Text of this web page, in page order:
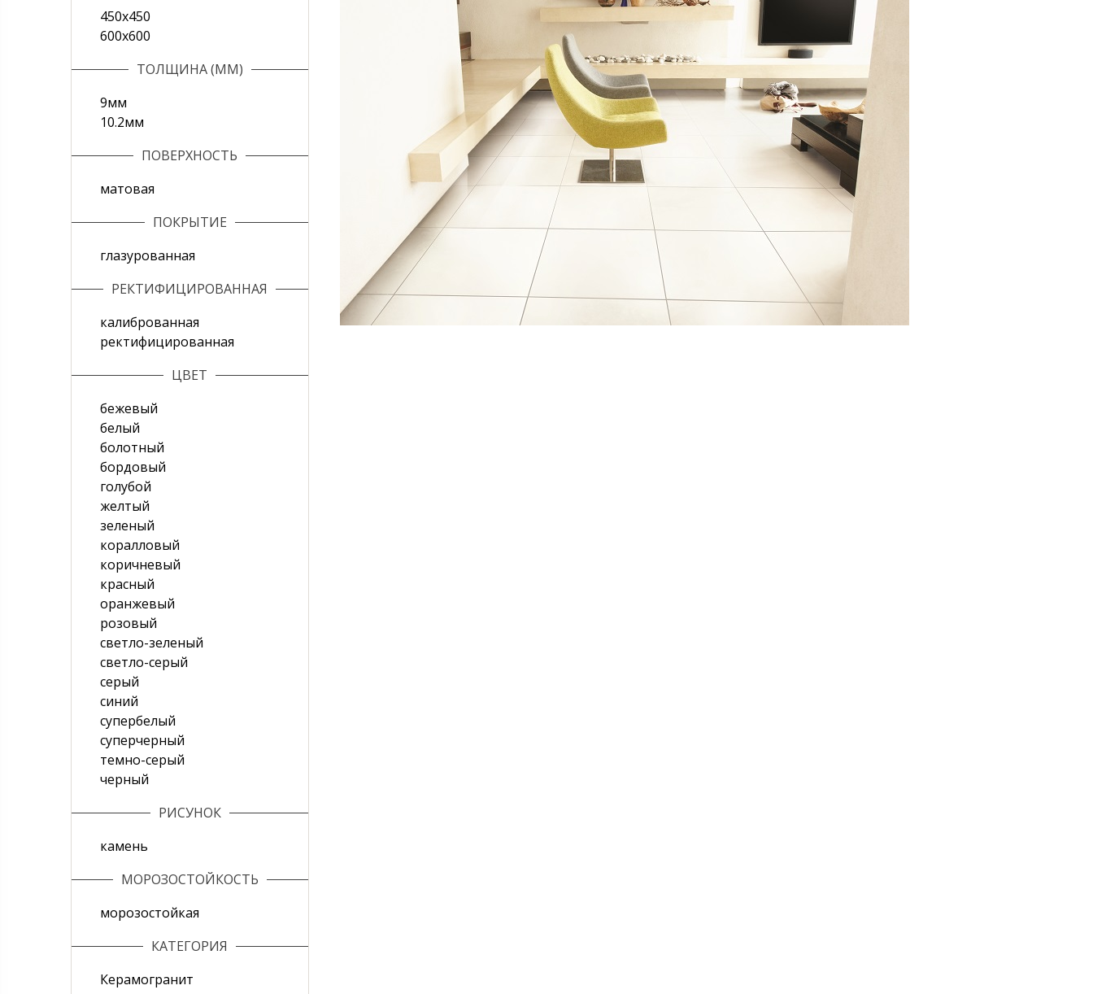
450х450
600х600
ТОЛЩИНА (ММ)
9мм
10.2мм
ПОВЕРХНОСТЬ
матовая
ПОКРЫТИЕ
глазурованная
РЕКТИФИЦИРОВАННАЯ
калиброванная
ректифицированная
ЦВЕТ
бежевый
белый
болотный
бордовый
голубой
желтый
зеленый
коралловый
коричневый
красный
оранжевый
розовый
светло-зеленый
светло-серый
серый
синий
супербелый
суперчерный
темно-серый
черный
РИСУНОК
камень
МОРОЗОСТОЙКОСТЬ
морозостойкая
КАТЕГОРИЯ
Керамогранит